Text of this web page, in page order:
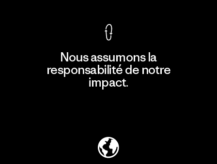
Nous assumons la
responsabilité de notre
impact.